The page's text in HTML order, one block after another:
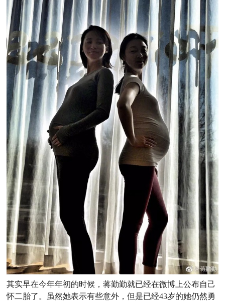
其实早在今年年初的时候，蒋勤勤就已经在微博上公布自己
怀二胎了。虽然她表示有些意外，但是已经43岁的她仍然勇